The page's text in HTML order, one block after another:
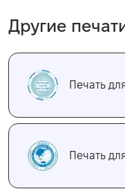
Другие
Печать
Печать